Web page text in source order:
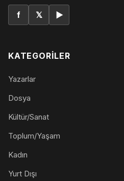
f 𝕏 ▶
KATEGORILER
Yazarlar
Dosya
Kültür/Sanat
Toplum/Yaşam
Kadın
Yurt Dışı